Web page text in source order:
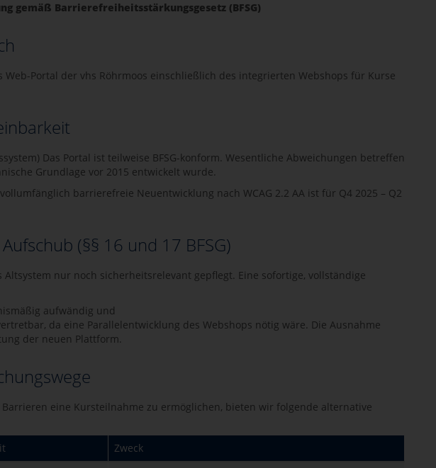
gemäß Barrierefreiheitsstärkungsgesetz (BFSG)
Web-Portal der vhs Röhrmoos einschließlich des integrierten Webshops für Kurse
Das Portal ist teilweise BFSG-konform. Wesentliche Abweichungen betreffen
Grundlage vor 2015 entwickelt wurde.
barrierefreie Neuentwicklung nach WCAG 2.2 AA ist für Q4 2025 – Q2
(§§ 16 und 17 BFSG)
Altsystem nur noch sicherheitsrelevant gepflegt. Eine sofortige, vollständige
aufwändig und
da eine Parallelentwicklung des Webshops nötig wäre. Die Ausnahme
der neuen Plattform.
eine Kursteilnahme zu ermöglichen, bieten wir folgende alternative
Zweck